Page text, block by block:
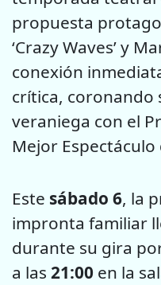
propuesta
‘Crazy Waves’ y
conexión
crítica, coronando
veraniega con el
Mejor Espectáculo
Este sábado 6, la
impronta familiar
durante su gira
a las 21:00 en la